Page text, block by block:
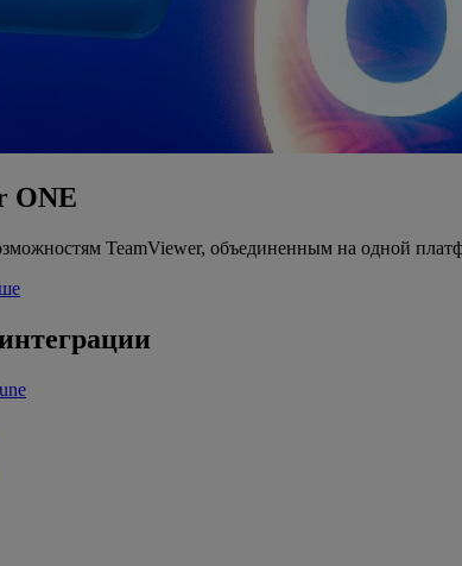
ONE
TeamViewer, объединенным на одной